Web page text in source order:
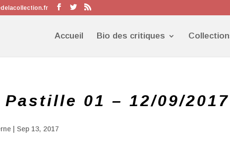
Accueil Bio des critiques
Pastille 01 – 12/09/2017
|Sep 13, 2017